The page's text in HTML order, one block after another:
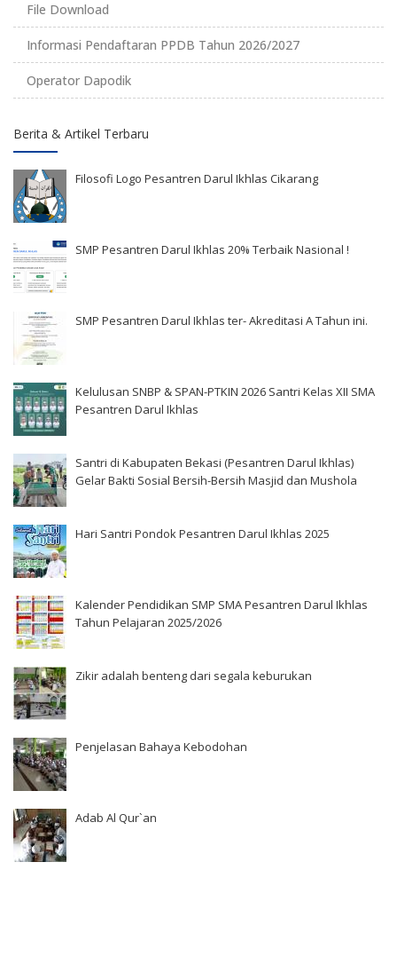
File Download
Informasi Pendaftaran PPDB Tahun 2026/2027
Operator Dapodik
Berita & Artikel Terbaru
Filosofi Logo Pesantren Darul Ikhlas Cikarang
SMP Pesantren Darul Ikhlas 20% Terbaik Nasional !
SMP Pesantren Darul Ikhlas ter- Akreditasi A Tahun ini.
Kelulusan SNBP & SPAN-PTKIN 2026 Santri Kelas XII SMA
Pesantren Darul Ikhlas
Santri di Kabupaten Bekasi (Pesantren Darul Ikhlas)
Gelar Bakti Sosial Bersih-Bersih Masjid dan Mushola
Hari Santri Pondok Pesantren Darul Ikhlas 2025
Kalender Pendidikan SMP SMA Pesantren Darul Ikhlas
Tahun Pelajaran 2025/2026
Zikir adalah benteng dari segala keburukan
Penjelasan Bahaya Kebodohan
Adab Al Qur`an